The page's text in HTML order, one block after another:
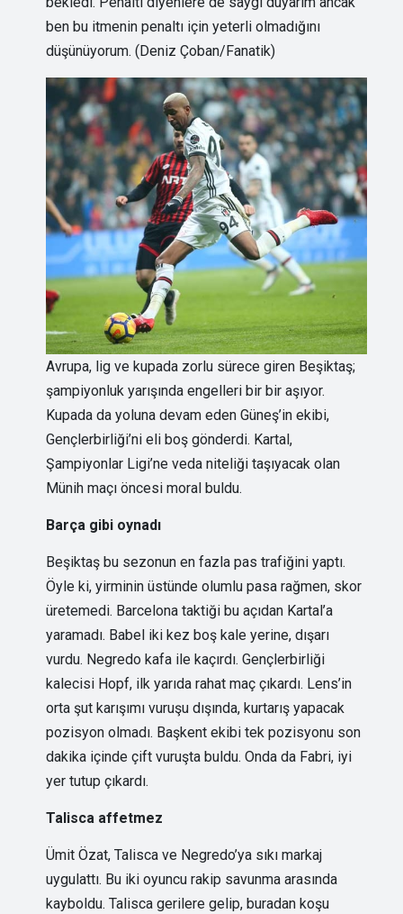
ben bu itmenin penaltı için yeterli olmadığını
düşünüyorum. (Deniz Çoban/Fanatik)
Avrupa, lig ve kupada zorlu sürece giren Beşiktaş;
şampiyonluk yarışında engelleri bir bir aşıyor.
Kupada da yoluna devam eden Güneş’in ekibi,
Gençlerbirliği’ni eli boş gönderdi. Kartal,
Şampiyonlar Ligi’ne veda niteliği taşıyacak olan
Münih maçı öncesi moral buldu.
Barça gibi oynadı
Beşiktaş bu sezonun en fazla pas trafiğini yaptı.
Öyle ki, yirminin üstünde olumlu pasa rağmen, skor
üretemedi. Barcelona taktiği bu açıdan Kartal’a
yaramadı. Babel iki kez boş kale yerine, dışarı
vurdu. Negredo kafa ile kaçırdı. Gençlerbirliği
kalecisi Hopf, ilk yarıda rahat maç çıkardı. Lens’in
orta şut karışımı vuruşu dışında, kurtarış yapacak
pozisyon olmadı. Başkent ekibi tek pozisyonu son
dakika içinde çift vuruşta buldu. Onda da Fabri, iyi
yer tutup çıkardı.
Talisca affetmez
Ümit Özat, Talisca ve Negredo’ya sıkı markaj
uygulattı. Bu iki oyuncu rakip savunma arasında
kayboldu. Talisca gerilere gelip, buradan koşu